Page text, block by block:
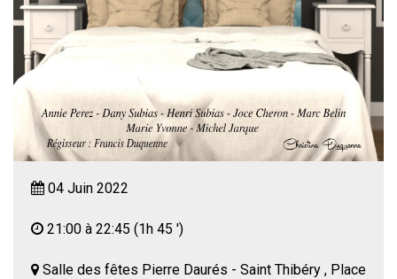
04 Juin 2022
21:00 à 22:45 (1h 45 ')
Salle des fêtes Pierre Daurés - Saint Thibéry , Place